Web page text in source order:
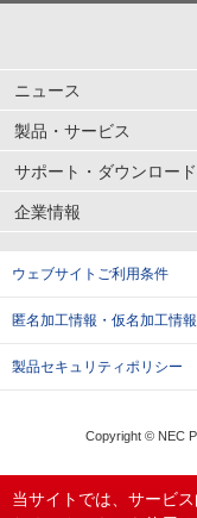
ニュース
製品・サービス
サポート・ダウンロード
企業情報
ウェブサイトご利用条件
匿名加工情報・仮名加工情報
製品セキュリティポリシー
Copyright © NEC
当サイトでは、サービ